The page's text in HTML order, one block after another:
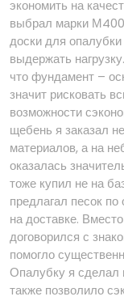
экономить на
выбрал марки
доски для
выдержать
что фундамент –
значит рисковать
возможности
щебень я заказал
материалов, а на
оказалась
тоже купил не на
предлагал песок
на доставке.
договорился с
помогло
Опалубку я сделал
также позволило